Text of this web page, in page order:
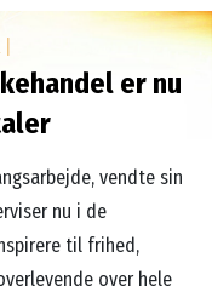
er nu
vendte sin
nu i de
til frihed,
over hele